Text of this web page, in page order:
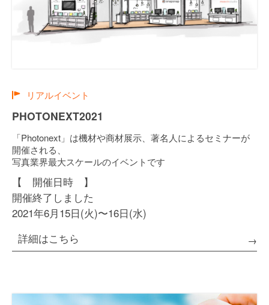
リアルイベント
PHOTONEXT2021
「Photonext」は機材や商材展示、著名人によるセミナーが
開催される、
写真業界最大スケールのイベントです
【 開催日時 】
開催終了しました
2021年6月15日(火)〜16日(水)
詳細はこちら